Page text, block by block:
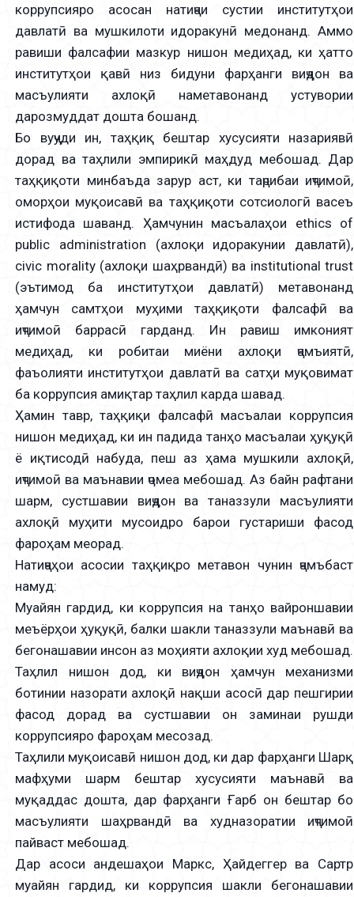
коррупсияро асосан натиҷаи сустии институтҳои
давлатӣ ва мушкилоти идоракунӣ медонанд. Аммо
равиши фалсафии мазкур нишон медиҳад, ки ҳатто
институтҳои қавӣ низ бидуни фарҳанги виҷдон ва
масъулияти ахлоқӣ наметавонанд устувории
дарозмуддат дошта бошанд.
Бо вуҷуди ин, таҳқиқ бештар хусусияти назариявӣ
дорад ва таҳлили эмпирикӣ маҳдуд мебошад. Дар
таҳқиқоти минбаъда зарур аст, ки таҷрибаи иҷтимоӣ,
оморҳои муқоисавӣ ва таҳқиқоти сотсиологӣ васеъ
истифода шаванд. Ҳамчунин масъалаҳои ethics of
public administration (ахлоқи идоракунии давлатӣ),
civic morality (ахлоқи шаҳрвандӣ) ва institutional trust
(эътимод ба институтҳои давлатӣ) метавонанд
ҳамчун самтҳои муҳими таҳқиқоти фалсафӣ ва
иҷтимоӣ баррасӣ гарданд. Ин равиш имконият
медиҳад, ки робитаи миёни ахлоқи ҷамъиятӣ,
фаъолияти институтҳои давлатӣ ва сатҳи муқовимат
ба коррупсия амиқтар таҳлил карда шавад.
Ҳамин тавр, таҳқиқи фалсафӣ масъалаи коррупсия
нишон медиҳад, ки ин падида танҳо масъалаи ҳуқуқӣ
ё иқтисодӣ набуда, пеш аз ҳама мушкили ахлоқӣ,
иҷтимоӣ ва маънавии ҷомеа мебошад. Аз байн рафтани
шарм, сустшавии виҷдон ва таназзули масъулияти
ахлоқӣ муҳити мусоидро барои густариши фасод
фароҳам меорад.
Натиҷаҳои асосии таҳқиқро метавон чунин ҷамъбаст
намуд:
Муайян гардид, ки коррупсия на танҳо вайроншавии
меъёрҳои ҳуқуқӣ, балки шакли таназзули маънавӣ ва
бегонашавии инсон аз моҳияти ахлоқии худ мебошад.
Таҳлил нишон дод, ки виҷдон ҳамчун механизми
ботинии назорати ахлоқӣ нақши асосӣ дар пешгирии
фасод дорад ва сустшавии он заминаи рушди
коррупсияро фароҳам месозад.
Таҳлили муқоисавӣ нишон дод, ки дар фарҳанги Шарқ
мафҳуми шарм бештар хусусияти маънавӣ ва
муқаддас дошта, дар фарҳанги Ғарб он бештар бо
масъулияти шаҳрвандӣ ва худназоратии иҷтимоӣ
пайваст мебошад.
Дар асоси андешаҳои Маркс, Ҳайдеггер ва Сартр
муайян гардид, ки коррупсия шакли бегонашавии